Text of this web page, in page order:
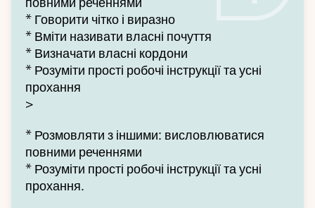
* Говорити чітко і виразно
* Вміти називати власні почуття
* Визначати власні кордони
* Розуміти прості робочі інструкції та усні
прохання
>
* Розмовляти з іншими: висловлюватися
повними реченнями
* Розуміти прості робочі інструкції та усні
прохання.